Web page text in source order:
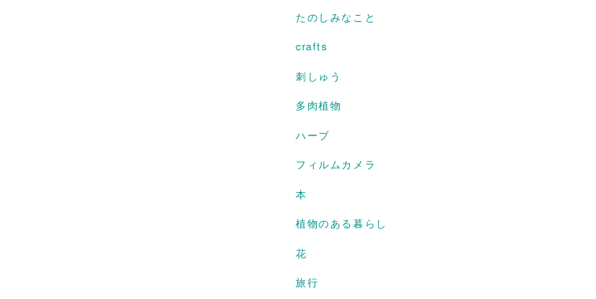
たのしみなこと
crafts
刺しゅう
多肉植物
ハーブ
フィルムカメラ
本
植物のある暮らし
花
旅行